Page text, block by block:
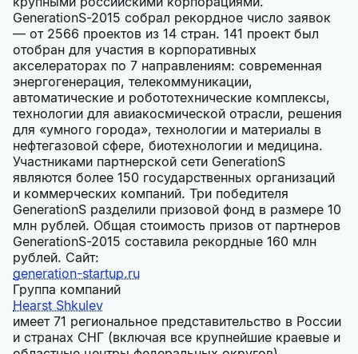
GenerationS-2015 собрал рекордное число заявок
— от 2566 проектов из 14 стран. 141 проект был
отобран для участия в корпоративных
акселераторах по 7 направлениям: современная
энергогенерация, телекоммуникации,
автоматические и робототехнические комплексы,
технологии для авиакосмической отрасли, решения
для «умного города», технологии и материалы в
нефтегазовой сфере, биотехнологии и медицина.
Участниками партнерской сети GenerationS
являются более 150 государственных организаций
и коммерческих компаний. Три победителя
GenerationS разделили призовой фонд в размере 10
млн рублей. Общая стоимость призов от партнеров
GenerationS-2015 составила рекордные 160 млн
рублей. Сайт:
generation-startup.ru
Группа компаний
Hearst Shkulev
имеет 71 региональное представительство в России
и странах СНГ (включая все крупнейшие краевые и